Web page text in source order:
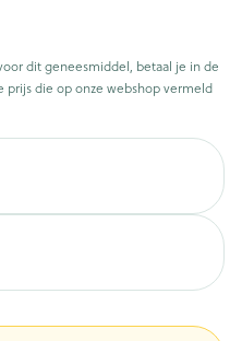
dit geneesmiddel, betaal je in de
die op onze webshop vermeld